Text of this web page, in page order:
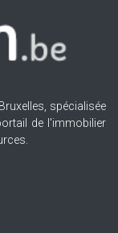
spécialisée
de l'immobilier